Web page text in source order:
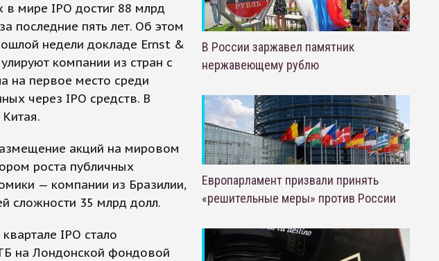
мире IPO достиг 88 млрд
последние пять лет. Об этом
недели докладе Ernst &
компании из стран с
на первое место среди
через IPO средств. В
акций на мировом
роста публичных
— компании из Бразилии,
сложности 35 млрд долл.
IPO стало
на Лондонской фондовой
В России заржавел памятник
нержавеющему рублю
Европарламент призвали принять
«решительные меры» против России